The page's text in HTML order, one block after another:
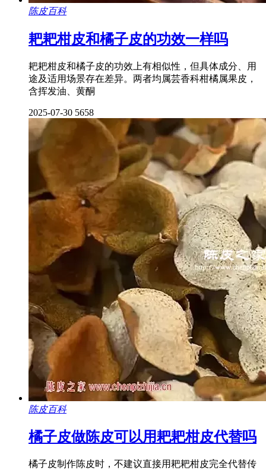
陈皮百科
耙耙柑皮和橘子皮的功效一样吗
耙耙柑皮和橘子皮的功效上有相似性，但具体成分、用
途及适用场景存在差异。两者均属芸香科柑橘属果皮，
含挥发油、黄酮
2025-07-30 5658
陈皮百科
橘子皮做陈皮可以用耙耙柑皮代替吗
橘子皮制作陈皮时，不建议直接用耙耙柑皮完全代替传